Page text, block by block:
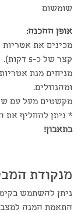
שומשום
אופן ההכנה:
מכינים את אטריות
קצר של כ-5 דקות).
מניחים מנת
ומהנוזלים.
מקשטים מעל עם
* ניתן להחליף את
בתאבון!
מנקודת
ניתן להשתמש
התאמת המנה